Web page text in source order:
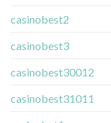
casinobest2
casinobest3
casinobest30012
casinobest31011